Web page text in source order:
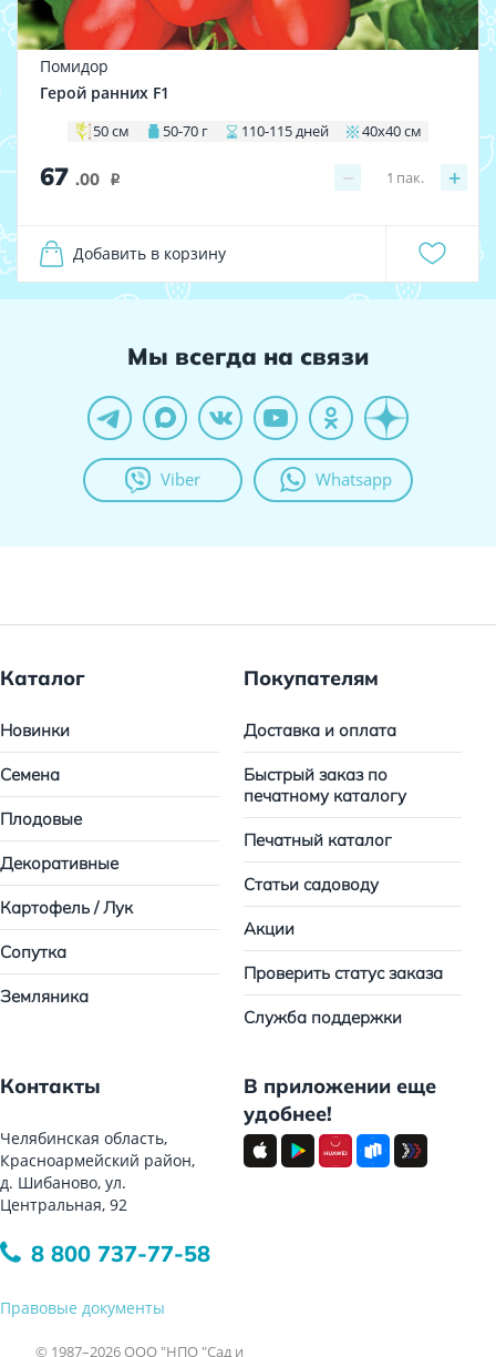
Помидор
Герой ранних F1
50 см 50-70 г 110-115 дней 40х40 см
67 .00 i − +
1 пак.
Добавить в корзину
Мы всегда на связи
Viber Whatsapp
Каталог
Новинки
Семена
Плодовые
Декоративные
Картофель / Лук
Сопутка
Земляника
Покупателям
Доставка и оплата
Быстрый заказ по
печатному каталогу
Печатный каталог
Статьи садоводу
Акции
Проверить статус заказа
Служба поддержки
Контакты
Челябинская область,
Красноармейский район,
д. Шибаново, ул.
Центральная, 92
8 800 737-77-58
Правовые документы
© 1987–2026 ООО "НПО "Сад и
В приложении еще
удобнее!